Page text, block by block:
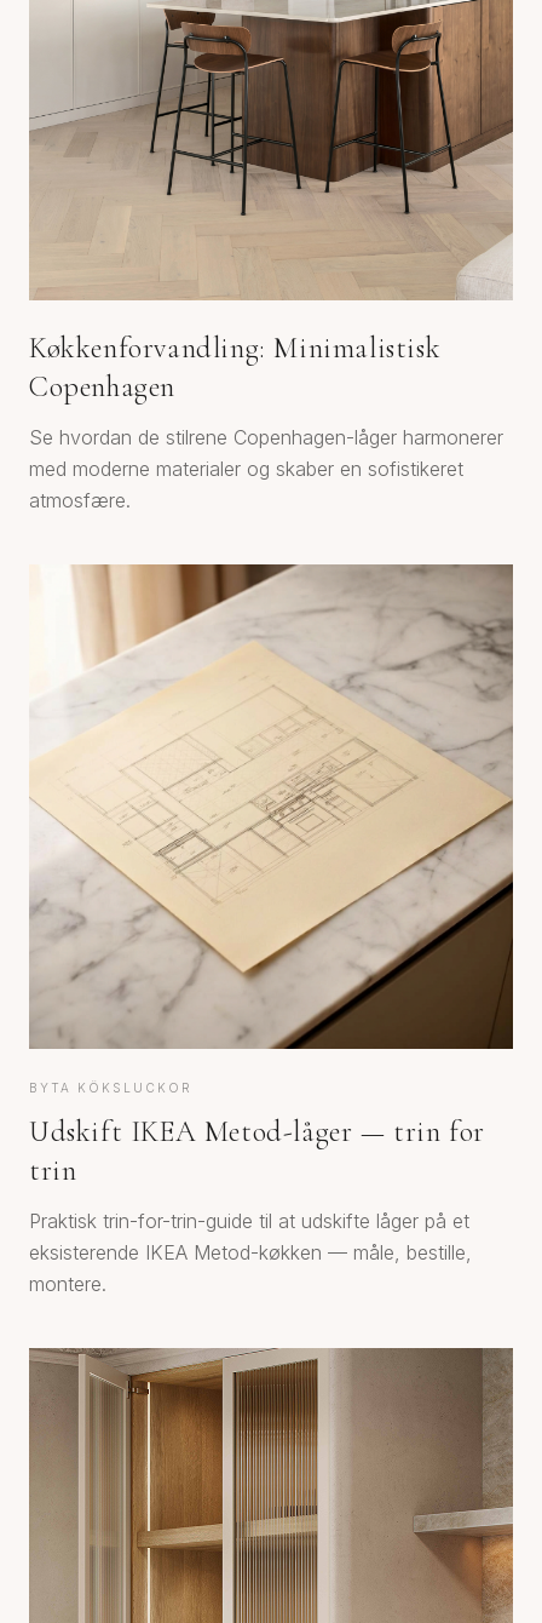
Køkkenforvandling: Minimalistisk
Copenhagen
Se hvordan de stilrene Copenhagen-låger harmonerer
med moderne materialer og skaber en sofistikeret
atmosfære.
BYTA KÖKSLUCKOR
Udskift IKEA Metod-låger — trin for
trin
Praktisk trin-for-trin-guide til at udskifte låger på et
eksisterende IKEA Metod-køkken — måle, bestille,
montere.